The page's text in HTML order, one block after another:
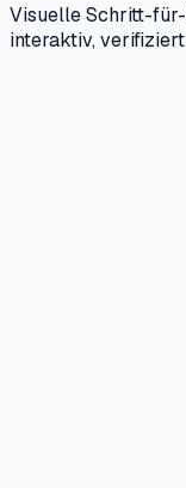
Visuelle Schritt-
interaktiv,